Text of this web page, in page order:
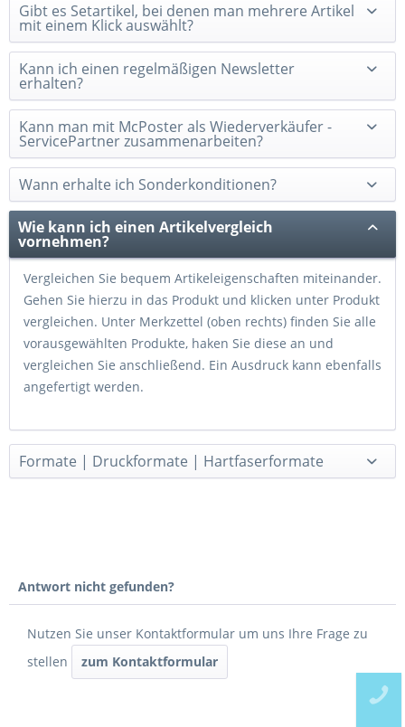
Gibt es Setartikel, bei denen man mehrere Artikel
mit einem Klick auswählt?
Kann ich einen regelmäßigen Newsletter
erhalten?
Kann man mit McPoster als Wiederverkäufer -
ServicePartner zusammenarbeiten?
Wann erhalte ich Sonderkonditionen?
Wie kann ich einen Artikelvergleich
vornehmen?
Vergleichen Sie bequem Artikeleigenschaften miteinander.
Gehen Sie hierzu in das Produkt und klicken unter Produkt
vergleichen. Unter Merkzettel (oben rechts) finden Sie alle
vorausgewählten Produkte, haken Sie diese an und
vergleichen Sie anschließend. Ein Ausdruck kann ebenfalls
angefertigt werden.
Formate | Druckformate | Hartfaserformate
Antwort nicht gefunden?
Nutzen Sie unser Kontaktformular um uns Ihre Frage zu
stellen
zum Kontaktformular